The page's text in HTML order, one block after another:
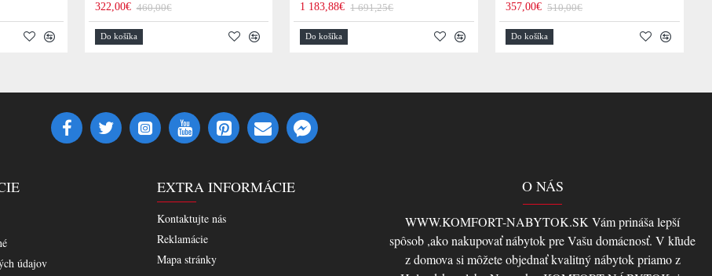
322,00€ 460,00€
Do košíka
1 183,88€ 1 691,25€
Do košíka
357,00€ 510,00€
Do košíka
údajov
EXTRA INFORMÁCIE
Kontaktujte nás
Reklamácie
Mapa stránky
O NÁS
WWW.KOMFORT-NABYTOK.SK Vám prináša lepší
spôsob ,ako nakupovať nábytok pre Vašu domácnosť. V kľude
z domova si môžete objednať kvalitný nábytok priamo z